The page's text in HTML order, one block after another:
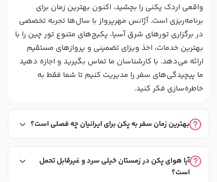
واقعی اردک پکنی را بچشید، اکنون بهترین زمان برای
برنامه‌ریزی است. آژانس مهرپرواز با سال‌ها تجربه تخصصی
در برگزاری تورهای شرق آسیا، پکیج‌های متنوع تور چین را با
بهترین خدمات، اخذ ویزای تضمینی و پروازهای مستقیم
ارائه می‌دهد. با کارشناسان ما تماس بگیرید و اجازه دهید
ما پیچیدگی‌های سفر را مدیریت کنیم تا شما فقط به
خاطره‌سازی فکر کنید.
بهترین زمان سفر به پکن برای ایرانیان چه فصلی است؟
آیا هوای پکن در زمستان خیلی سرد و غیرقابل تحمل
است؟